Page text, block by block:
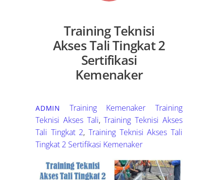
Training Teknisi
Akses Tali Tingkat 2
Sertifikasi
Kemenaker
ADMIN Training Kemenaker
Training
Teknisi Akses Tali,Training Teknisi Akses
Tali Tingkat 2,Training Teknisi Akses Tali
Tingkat 2 Sertifikasi Kemenaker